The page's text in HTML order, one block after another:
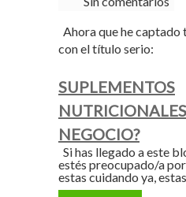
Ahora que he captado
con el título serio:
SUPLEMENTOS
NEGOCIO?
Si has llegado a este
estés preocupado/a
estas cuidando ya,